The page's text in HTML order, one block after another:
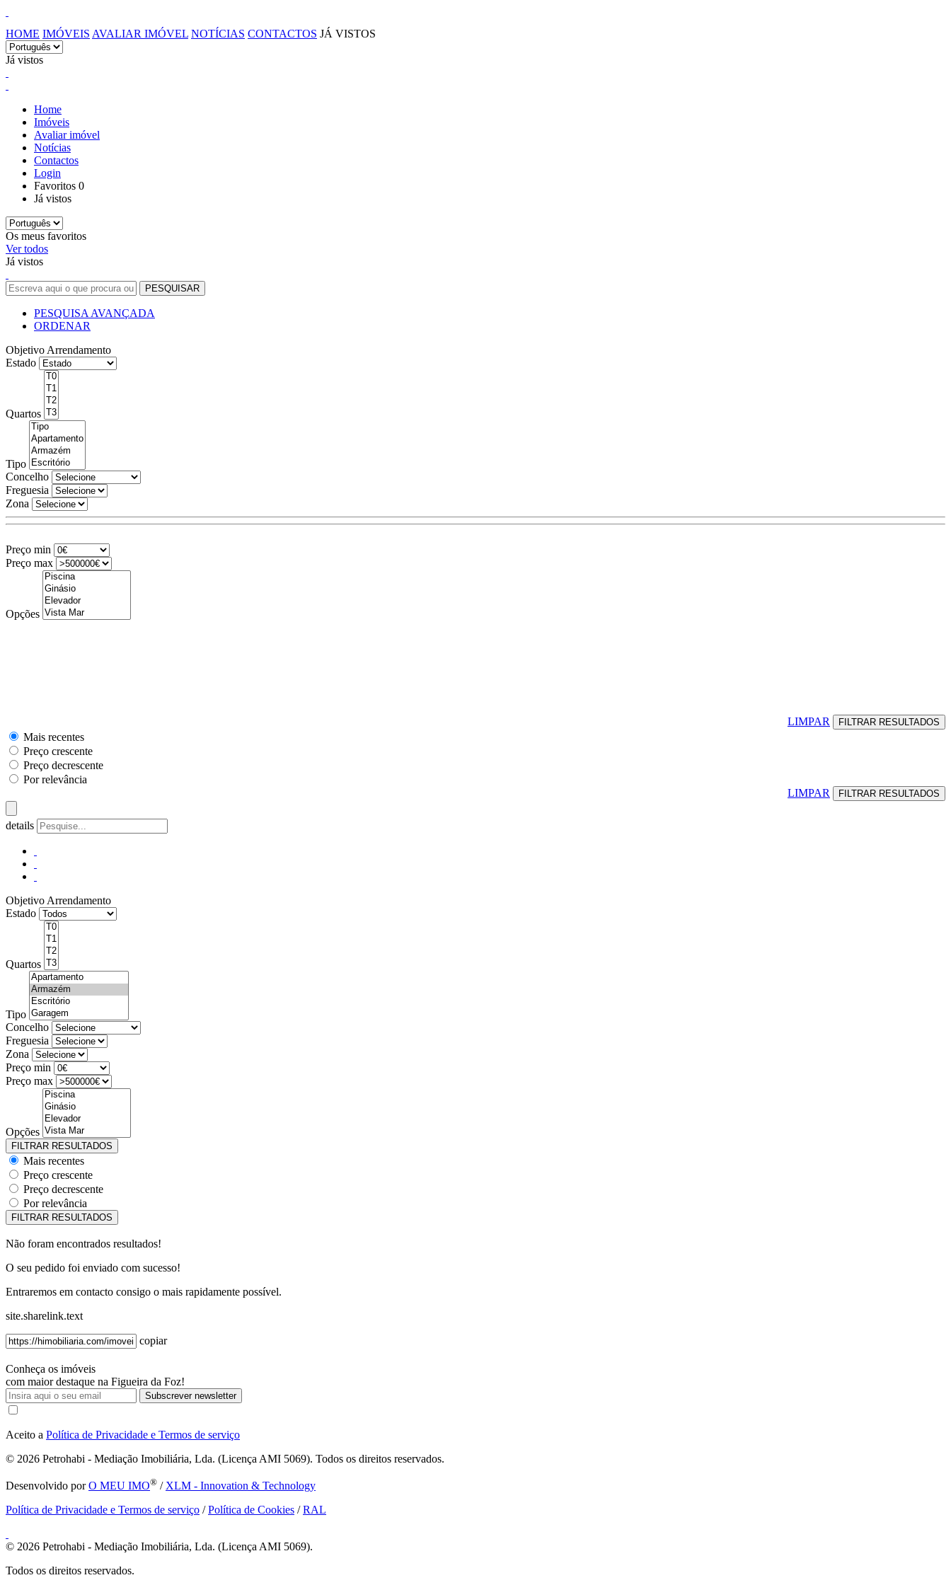
HOME IMÓVEIS AVALIAR IMÓVEL NOTÍCIAS CONTACTOS JÁ VISTOS
Já vistos
Home
Imóveis
Avaliar imóvel
Notícias
Contactos
Login
Favoritos 0
Já vistos
Os meus favoritos
Ver todos
Já vistos
PESQUISA AVANÇADA
ORDENAR
Objetivo Arrendamento
Estado
Quartos
Tipo
Concelho
Freguesia
Zona
Preço min
Preço max
Opções
LIMPAR
Mais recentes
Preço crescente
Preço decrescente
Por relevância
LIMPAR
details
Objetivo Arrendamento
Estado
Quartos
Tipo
Concelho
Freguesia
Zona
Preço min
Preço max
Opções
Mais recentes
Preço crescente
Preço decrescente
Por relevância
Não foram encontrados resultados!
O seu pedido foi enviado com sucesso!
Entraremos em contacto consigo o mais rapidamente possível.
site.sharelink.text
copiar
Conheça os imóveis
com maior destaque na Figueira da Foz!
Subscrever newsletter
Aceito a Política de Privacidade e Termos de serviço
© 2026 Petrohabi - Mediação Imobiliária, Lda. (Licença AMI 5069). Todos os direitos reservados.
Desenvolvido porO MEU IMO® / XLM - Innovation & Technology
Política de Privacidade e Termos de serviço /Política de Cookies /RAL
© 2026 Petrohabi - Mediação Imobiliária, Lda. (Licença AMI 5069).
Todos os direitos reservados.